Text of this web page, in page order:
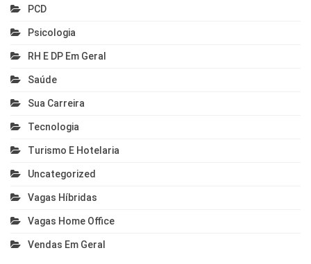
PCD
Psicologia
RH E DP Em Geral
Saúde
Sua Carreira
Tecnologia
Turismo E Hotelaria
Uncategorized
Vagas Híbridas
Vagas Home Office
Vendas Em Geral